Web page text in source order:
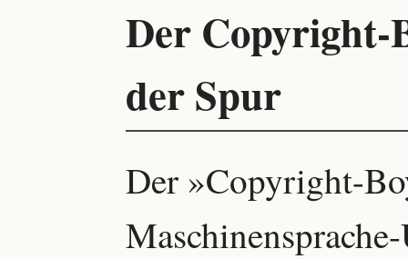
Der Copyright-
der Spur
Der »Copyright-